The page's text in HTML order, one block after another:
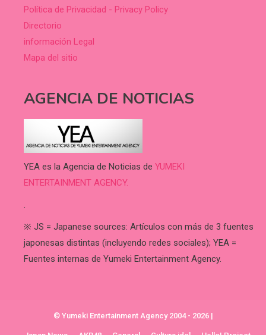
Política de Privacidad - Privacy Policy
Directorio
información Legal
Mapa del sitio
AGENCIA DE NOTICIAS
YEA es la Agencia de Noticias de YUMEKI
ENTERTAINMENT AGENCY.
.
※ JS = Japanese sources: Artículos con más de 3 fuentes
japonesas distintas (incluyendo redes sociales); YEA =
Fuentes internas de Yumeki Entertainment Agency.
© Yumeki Entertainment Agency 2004 - 2026 |